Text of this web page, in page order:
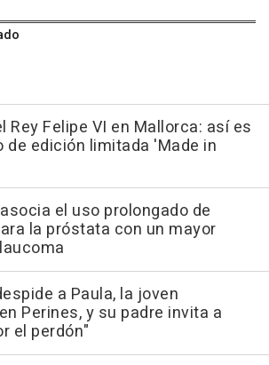
Rey Felipe VI en Mallorca: así es
de edición limitada 'Made in
el uso prolongado de
la próstata con un mayor
a Paula, la joven
Perines, y su padre invita a
el perdón"